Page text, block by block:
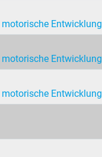
Entwicklung
Entwicklung
Entwicklung